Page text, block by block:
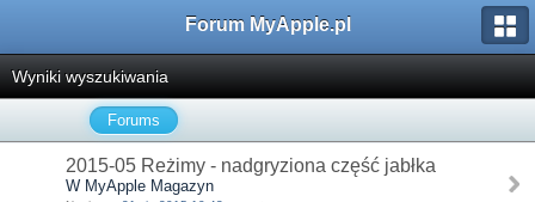
Forum MyApple.pl
Wyniki wyszukiwania
Forums
2015-05 Reżimy - nadgryziona część jabłka
W MyApple Magazyn